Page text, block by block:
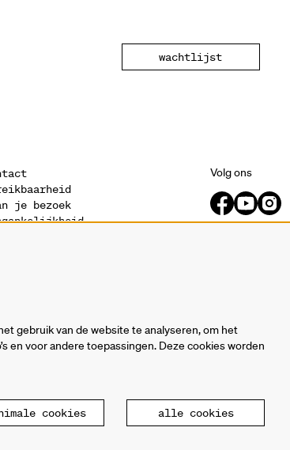
wachtlijst
je bezoek
Volg ons
gebruik van de website te analyseren, om het
en voor andere toepassingen. Deze cookies worden
cookies alle cookies